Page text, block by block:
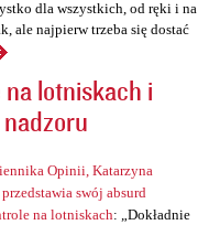
dla wszystkich, od ręki i na
ale najpierw trzeba się dostać
lotniskach i
Opinii, Katarzyna
swój absurd
na lotniskach: „Dokładnie